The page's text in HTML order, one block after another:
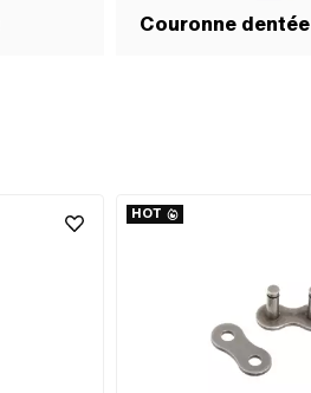
Couronne dentée
HOT